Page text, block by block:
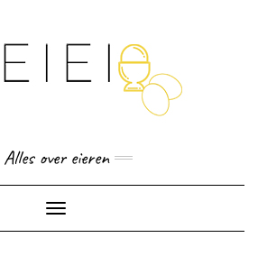
Alles over eieren
Toggle
Navigation